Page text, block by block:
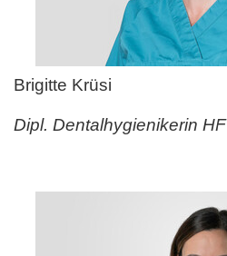
Brigitte Krüsi
Dipl. Dentalhygienikerin HF